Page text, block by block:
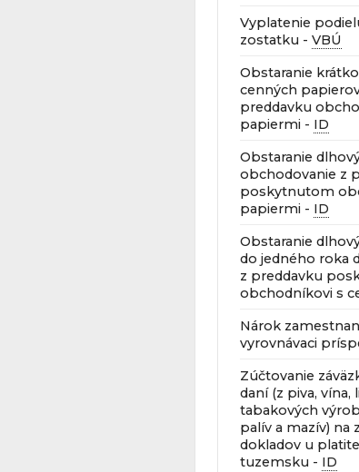
Vyplatenie
zostatku - VBÚ
Obstaranie
cenných
preddavku
papiermi - ID
Obstaranie
obchodovanie z
poskytnutom
papiermi - ID
Obstaranie
do jedného roka
z preddavku
obchodníkovi s
Nárok
vyrovnávaci
Zúčtovanie
daní (z piva, vína,
tabakových
palív a mazív) na
dokladov u
tuzemsku - ID